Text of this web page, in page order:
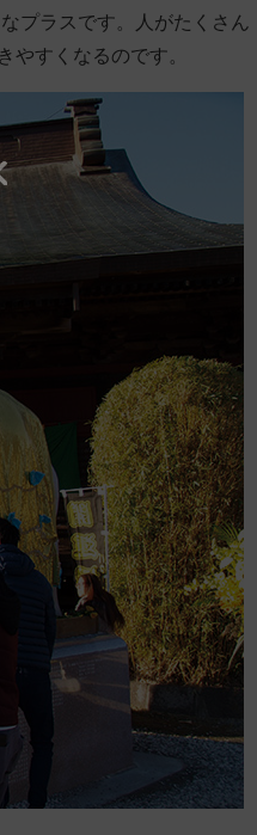
プラスです。人がたくさん
やすくなるのです。